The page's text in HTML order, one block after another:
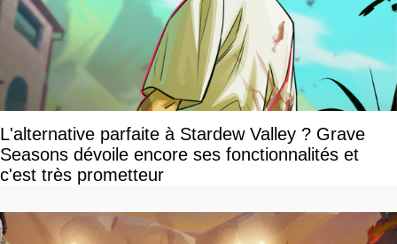
L'alternative parfaite à Stardew Valley ? Grave
Seasons dévoile encore ses fonctionnalités et
c'est très prometteur